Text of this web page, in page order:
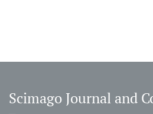
Scimago Journal and